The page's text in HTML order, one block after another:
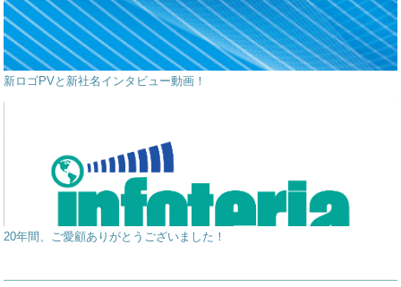
新ロゴPVと新社名インタビュー動画！
20年間、ご愛顧ありがとうございました！